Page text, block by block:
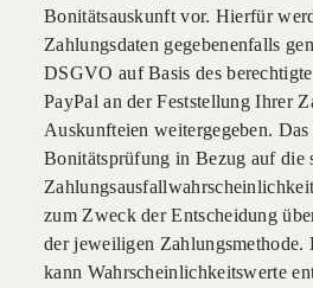
Bonitätsauskunft vor. Hierfür
Zahlungsdaten gegebenenfalls
DSGVO auf Basis des
PayPal an der Feststellung Ihrer
Auskunfteien weitergegeben.
Bonitätsprüfung in Bezug auf die
zum Zweck der Entscheidung
der jeweiligen Zahlungsmethode.
kann Wahrscheinlichkeitswerte